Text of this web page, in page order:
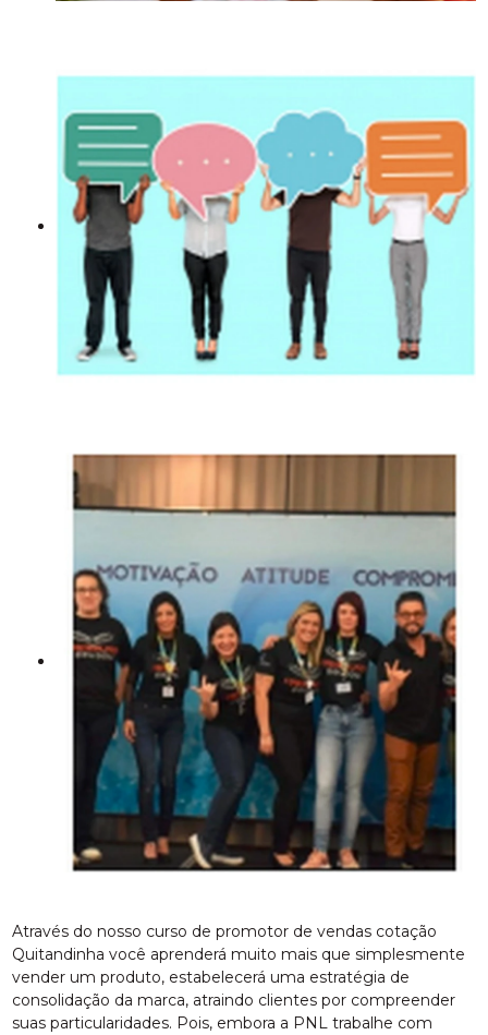
Através do nosso curso de promotor de vendas cotação
Quitandinha você aprenderá muito mais que simplesmente
vender um produto, estabelecerá uma estratégia de
consolidação da marca, atraindo clientes por compreender
suas particularidades. Pois, embora a PNL trabalhe com